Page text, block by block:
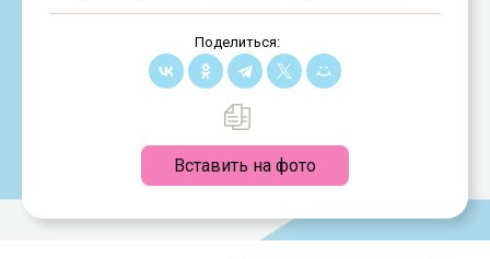
Поделиться:
Вставить на фото